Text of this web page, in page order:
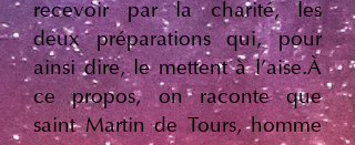
recevoir par la charité, les
deux préparations qui, pour
ainsi dire, le mettent à l'aise.À
ce propos, on raconte que
saint Martin de Tours, homme